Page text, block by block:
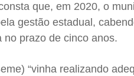
que, em 2020, o
gestão estadual,
prazo de cinco anos.
“vinha realizando